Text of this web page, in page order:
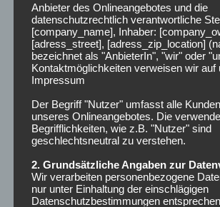
ARCHIV
Februar 2025
Juli 2024
Juni 2024
Januar 2024
Anbieter des Onlineangebotes und die
datenschutzrechtlich verantwortliche
[company_name], Inhaber:
[adress_street], [adress_zip_location]
bezeichnet als "AnbieterIn", "wir" oder
Kontaktmöglichkeiten verweisen wir auf
Impressum
Der Begriff "Nutzer" umfasst alle
unseres Onlineangebotes. Die
Begrifflichkeiten, wie z.B. "Nutzer" sind
geschlechtsneutral zu verstehen.
2. Grundsätzliche Angaben zur
Wir verarbeiten personenbezogene
nur unter Einhaltung der einschlägigen
Datenschutzbestimmungen